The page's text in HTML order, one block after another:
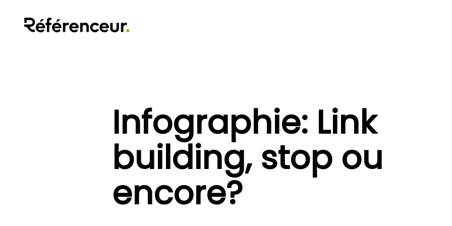
Infographie: Link
building, stop ou
encore?